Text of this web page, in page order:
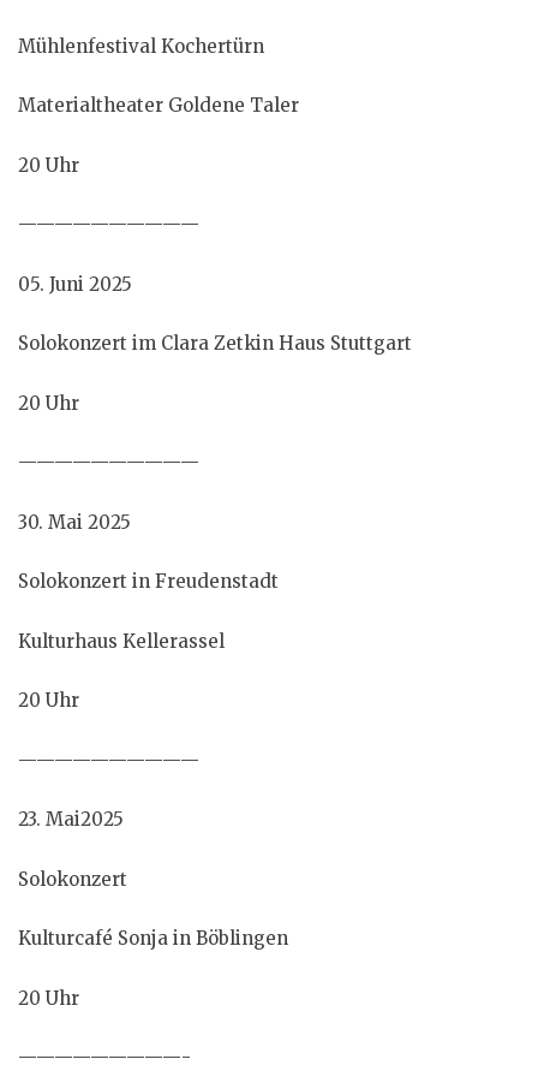
Mühlenfestival Kochertürn
Materialtheater Goldene Taler
20 Uhr
——————————
05. Juni 2025
Solokonzert im Clara Zetkin Haus Stuttgart
20 Uhr
——————————
30. Mai 2025
Solokonzert in Freudenstadt
Kulturhaus Kellerassel
20 Uhr
——————————
23. Mai2025
Solokonzert
Kulturcafé Sonja in Böblingen
20 Uhr
—————————-